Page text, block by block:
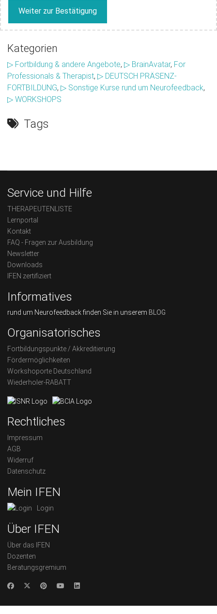
Weiter zur Bestätigung
Kategorien
▷ Fortbildung & andere Angebote, ▷ BrainAvatar, For
Professionals & Therapist, ▷ DEUTSCH PRÄSENZ-
FORTBILDUNG, ▷ Sonstige Kurse rund um Neurofeedback,
▷ WORKSHOPS
Tags
Service und Hilfe
THERAPEUTENLISTE
Lernportal
Kontakt
FAQ - Fragen zur Ausbildung
Newsletter
Downloads
IFEN zertifiziert
Informatives
rund um Neurofeedback finden Sie in unserem BLOG
Organisatorisches
Fortbildungspunkte / Akkreditierung
Fördermöglichkeiten
Workshoporte Deutschland
Wiederholer-RABATT
Rechtliches
Impressum
AGB
Widerruf
Datenschutz
Mein IFEN
Login
Über IFEN
Über das IFEN
Dozenten
Beratungsgremium